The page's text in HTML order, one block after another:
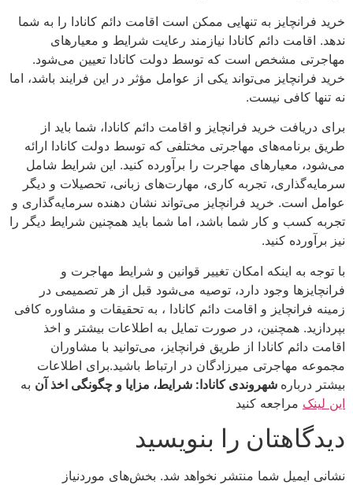
خرید فرانچایز به تنهایی ممکن است اقامت دائم کانادا را به شما
ندهد. اقامت دائم کانادا نیازمند رعایت شرایط و معیارهای
مهاجرتی مشخص است که توسط دولت کانادا تعیین می‌شود.
خرید فرانچایز می‌تواند یکی از عوامل مؤثر در این فرایند باشد، اما
نه تنها کافی نیست.
برای دریافت خرید فرانچایز و اقامت دائم کانادا، شما باید از
طریق برنامه‌های مهاجرتی مختلفی که توسط دولت کانادا ارائه
می‌شود، معیارهای مهاجرت را برآورده کنید. این شرایط شامل
سرمایه‌گذاری، تجربه کاری، مهارت‌های زبانی، تحصیلات و دیگر
عوامل است. خرید فرانچایز می‌تواند نشان دهنده سرمایه‌گذاری و
تجربه کسب و کار شما باشد، اما شما باید همچنین شرایط دیگر را
نیز برآورده کنید.
با توجه به اینکه امکان تغییر قوانین و شرایط مهاجرت و
فرانچایز‌ها وجود دارد، توصیه می‌شود قبل از هر تصمیمی در
زمینه فرانچایز و اقامت دائم کانادا ، به تحقیقات و مشاوره کافی
بپردازید. همچنین، در صورت تمایل به اطلاعات بیشتر و اخذ
اقامت دائم کانادا از طریق فرانچایز، می‌توانید با مشاوران
مجموعه مهاجرتی میرزادگان در ارتباط باشید.برای اطلاعات
بیشتر درباره شهروندی کانادا: شرایط، مزایا و چگونگی اخذ آن به
این لینک مراجعه کنید
دیدگاهتان را بنویسید
نشانی ایمیل شما منتشر نخواهد شد. بخش‌های موردنیاز